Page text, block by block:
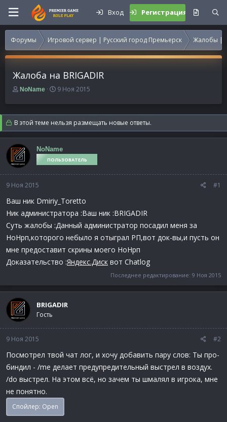
Вход Регистрация
Форумы Игровой сервер | Русский город Премьерск Жалобы |
Жалоба на BRIGADIR
А
т
о
р
т
е
м
ы
NoName
Д
т
а
н
а
а
л
9 Ноя 2015
В этой теме нельзя размещать новые ответы.
NoName
ПОЛЬЗОВАТЕЛЬ
9 Ноя 2015 #1
Ваш ник Dmiriy_Toretto
Ник администратора :Ваш ник :BRIGADIR
Суть жалобы :Данный администратор посадил меня за
НоНрп,которого небыло я отыграл РП,вот док-вы,и пусть он
мне предоставит скрины моего НоНрп
Доказательство :Яндекс.Диск вот Chatlog
Последнее редактирование: 9 Ноя 2015
BRIGADIR
Гость
9 Ноя 2015 #2
Посмотрел твой чат лог, и хочу добавить пару слов: Ты про-
биндил - /me делает предупредительный выстрел в воздух.
/do выстрел. На этом всё, но зачем ты шмалял в игрока, мне
не понятно.
Спойлер: Open